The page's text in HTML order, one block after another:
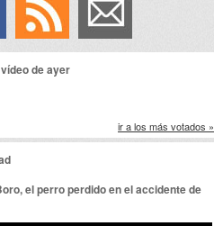
de ayer
ir a los más votados »
el perro perdido en el accidente de